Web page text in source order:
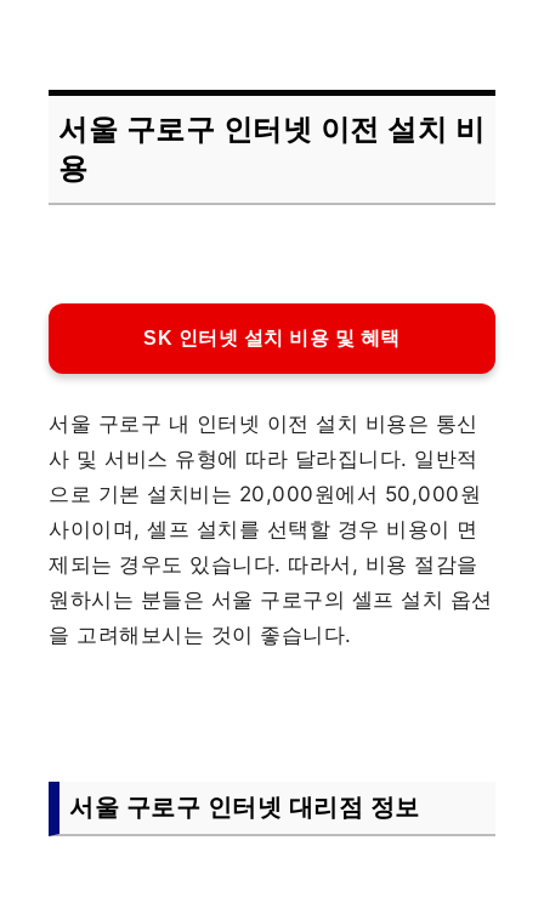
서울 구로구 인터넷 이전 설치 비
용
SK 인터넷 설치 비용 및 혜택
서울 구로구 내 인터넷 이전 설치 비용은 통신
사 및 서비스 유형에 따라 달라집니다. 일반적
으로 기본 설치비는 20,000원에서 50,000원
사이이며, 셀프 설치를 선택할 경우 비용이 면
제되는 경우도 있습니다. 따라서, 비용 절감을
원하시는 분들은 서울 구로구의 셀프 설치 옵션
을 고려해보시는 것이 좋습니다.
서울 구로구 인터넷 대리점 정보